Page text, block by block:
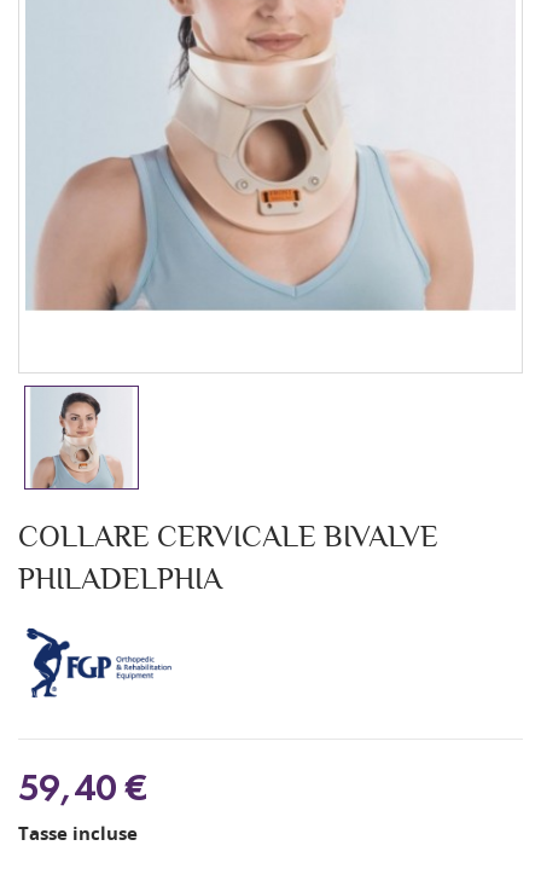
COLLARE CERVICALE BIVALVE
PHILADELPHIA
59,40 €
Tasse incluse